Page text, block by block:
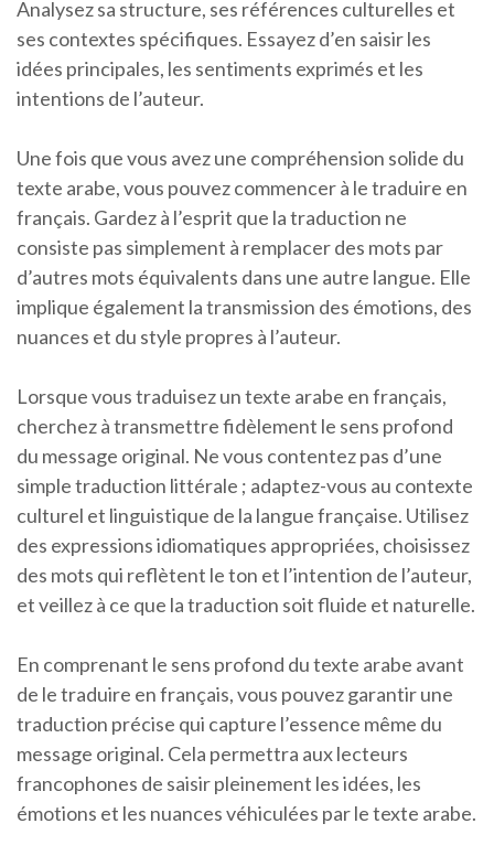
Analysez sa structure, ses références culturelles et
ses contextes spécifiques. Essayez d’en saisir les
idées principales, les sentiments exprimés et les
intentions de l’auteur.
Une fois que vous avez une compréhension solide du
texte arabe, vous pouvez commencer à le traduire en
français. Gardez à l’esprit que la traduction ne
consiste pas simplement à remplacer des mots par
d’autres mots équivalents dans une autre langue. Elle
implique également la transmission des émotions, des
nuances et du style propres à l’auteur.
Lorsque vous traduisez un texte arabe en français,
cherchez à transmettre fidèlement le sens profond
du message original. Ne vous contentez pas d’une
simple traduction littérale ; adaptez-vous au contexte
culturel et linguistique de la langue française. Utilisez
des expressions idiomatiques appropriées, choisissez
des mots qui reflètent le ton et l’intention de l’auteur,
et veillez à ce que la traduction soit fluide et naturelle.
En comprenant le sens profond du texte arabe avant
de le traduire en français, vous pouvez garantir une
traduction précise qui capture l’essence même du
message original. Cela permettra aux lecteurs
francophones de saisir pleinement les idées, les
émotions et les nuances véhiculées par le texte arabe.